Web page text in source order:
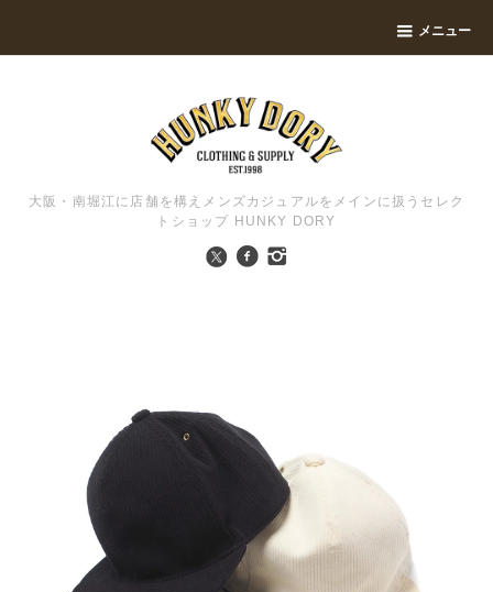
メニュー
大阪・南堀江に店舗を構えメンズカジュアルをメインに扱うセレク
トショップ HUNKY DORY